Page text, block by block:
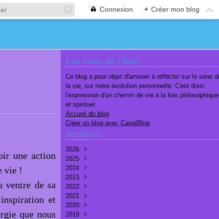
Connexion + Créer mon blog
une action
vie !
ventre de sa
et
que nous
Les voies de l'âme
Ce blog a pour objet d'amener à réfléchir sur le sens
la vie, sur notre évolution personnelle. C'est donc
l'expression d'un chemin de vie à la fois philosophique
et spirituel.
Accueil du blog
Créer un blog avec CanalBlog
Archives
2026
Août
Juillet
Juin
Mai(7)
Avril
Mars
Février
2025
Décembre
Novembre
Octobre
Septembre
Août
Juillet
2024
Décembre
Novembre
Octobre
Septembre
Août
2023
Décembre
Novembre
Octobre
Septembre
2022
Décembre
Septembre
Août
2021
Décembre
Novembre
2020
Décembre
2019